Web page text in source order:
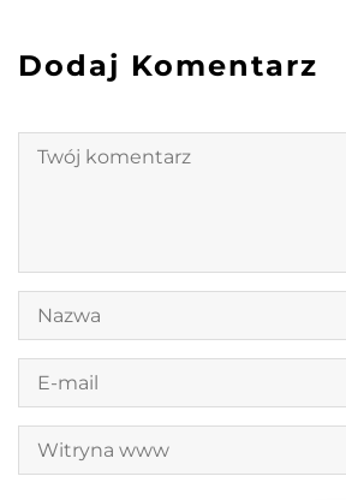
Dodaj Komentarz